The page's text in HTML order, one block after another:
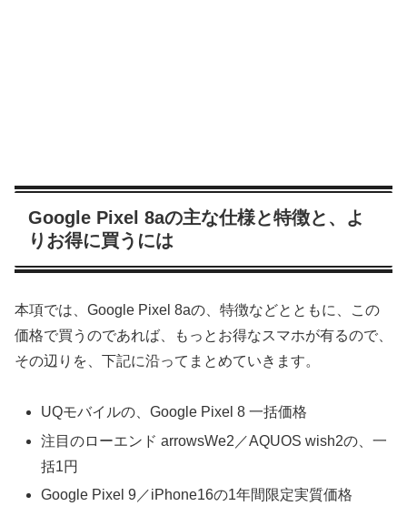
Google Pixel 8aの主な仕様と特徴と、よ
りお得に買うには
本項では、Google Pixel 8aの、特徴などとともに、この
価格で買うのであれば、もっとお得なスマホが有るので、
その辺りを、下記に沿ってまとめていきます。
UQモバイルの、Google Pixel 8 一括価格
注目のローエンド arrowsWe2／AQUOS wish2の、一
括1円
Google Pixel 9／iPhone16の1年間限定実質価格